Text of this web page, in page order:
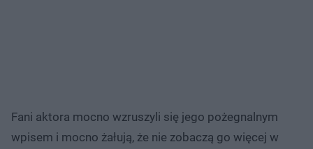
Fani aktora mocno wzruszyli się jego pożegnalnym
wpisem i mocno żałują, że nie zobaczą go więcej w